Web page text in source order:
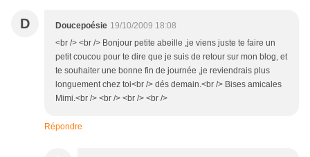
D Doucepoésie 19/10/2009 18:08
<br /> <br /> Bonjour petite abeille ,je viens juste te faire un
petit coucou pour te dire que je suis de retour sur mon blog, et
te souhaiter une bonne fin de journée ,je reviendrais plus
longuement chez toi<br /> dés demain.<br /> Bises amicales
Mimi.<br /> <br /> <br /> <br />
Répondre